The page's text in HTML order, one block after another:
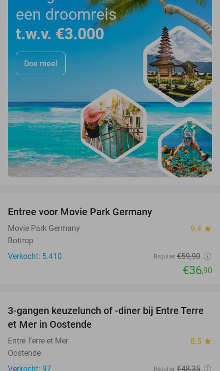
een droomreis
t.w.v. €3.000
Doe mee!
Entree voor Movie Park Germany
Movie Park Germany 9.4 star
Bottrop
Verkocht: 5.410
Regulier €59,90
€36,90
45%
3-gangen keuzelunch of -diner bij Entre Terre
et Mer in Oostende
Entre Terre et Mer 8.5 star
Oostende
Verkocht: 97
Regulier €48,35